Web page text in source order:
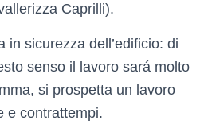
Caprilli).
sicurezza dell’edificio: di
senso il lavoro sará molto
si prospetta un lavoro
e contrattempi.